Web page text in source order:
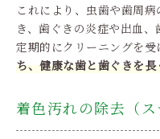
これにより、虫歯や歯周
き、歯ぐきの炎症や出血、
定期的にクリーニングを受
ち、健康な歯と歯ぐきを長
着色汚れの除去（ス